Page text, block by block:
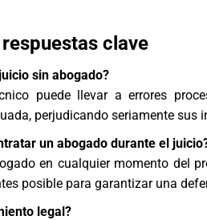
clave
sin abogado?
puede llevar a errores
perjudicando seriamente sus
un abogado durante el
en cualquier momento del
posible para garantizar una
legal?